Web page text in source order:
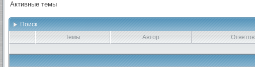
Активные темы
Поиск
Темы
Автор Ответов